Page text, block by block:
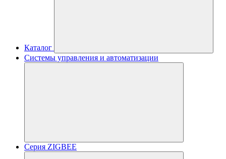
Каталог
Системы управления и автоматизации
Серия ZIGBEE